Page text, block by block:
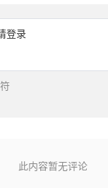
登录
此内容暂无评论